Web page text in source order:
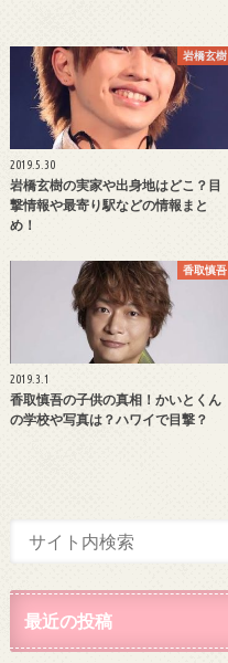
岩橋玄樹
2019.5.30
岩橋玄樹の実家や出身地はどこ？目
撃情報や最寄り駅などの情報まと
め！
香取慎吾
2019.3.1
香取慎吾の子供の真相！かいとくん
の学校や写真は？ハワイで目撃？
最近の投稿